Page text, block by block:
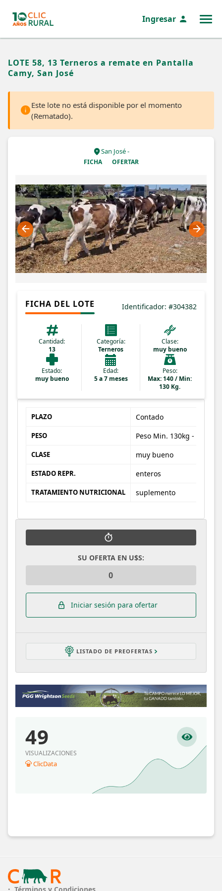
Ingresar
LOTE 58, 13 Terneros a remate en Pantalla
Camy, San José
Este lote no está disponible por el momento
(Rematado).
FICHA OFERTAR
San José -
FICHA DEL LOTE Identificador: #304382
Cantidad:
13
Categoría:
Terneros
Clase:
muy bueno
Estado:
muy bueno
Edad:
5 a 7 meses
Peso:
Max: 140 / Min:
130 Kg.
PLAZO Contado
PESO
CLASE muy bueno
ESTADO REPR. enteros
TRATAMIENTO NUTRICIONAL suplemento
SU OFERTA EN U$S:
Iniciar sesión para ofertar
LISTADO DE PREOFERTAS
49
VISUALIZACIONES
ClicData
Términos y Condiciones